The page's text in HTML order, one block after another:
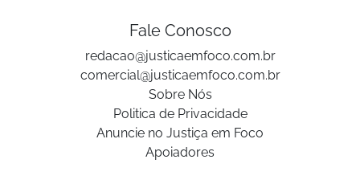
Fale Conosco
redacao@justicaemfoco.com.br
comercial@justicaemfoco.com.br
Sobre Nós
Politica de Privacidade
Anuncie no Justiça em Foco
Apoiadores